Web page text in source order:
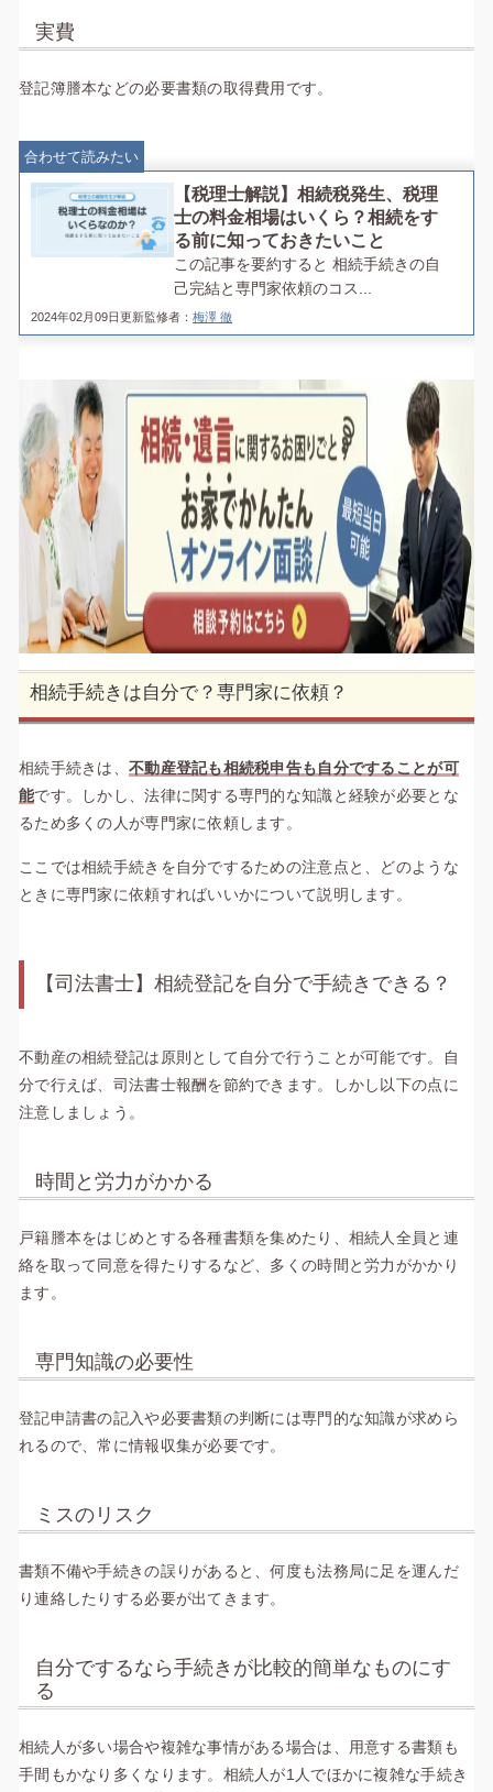
実費
登記簿謄本などの必要書類の取得費用です。
合わせて読みたい
【税理士解説】相続税発生、税理
士の料金相場はいくら？相続をす
る前に知っておきたいこと
この記事を要約すると 相続手続きの自
己完結と専門家依頼のコス...
2024年02月09日更新監修者： 梅澤 徹
相続手続きは自分で？専門家に依頼？
相続手続きは、 不動産登記も相続税申告も自分ですることが可
能です。しかし、法律に関する専門的な知識と経験が必要とな
るため多くの人が専門家に依頼します。
ここでは相続手続きを自分でするための注意点と、どのような
ときに専門家に依頼すればいいかについて説明します。
【司法書士】相続登記を自分で手続きできる？
不動産の相続登記は原則として自分で行うことが可能です。自
分で行えば、司法書士報酬を節約できます。しかし以下の点に
注意しましょう。
時間と労力がかかる
戸籍謄本をはじめとする各種書類を集めたり、相続人全員と連
絡を取って同意を得たりするなど、多くの時間と労力がかかり
ます。
専門知識の必要性
登記申請書の記入や必要書類の判断には専門的な知識が求めら
れるので、常に情報収集が必要です。
ミスのリスク
書類不備や手続きの誤りがあると、何度も法務局に足を運んだ
り連絡したりする必要が出てきます。
自分でするなら手続きが比較的簡単なものにす
る
相続人が多い場合や複雑な事情がある場合は、用意する書類も
手間もかなり多くなります。相続人が1人でほかに複雑な手続き